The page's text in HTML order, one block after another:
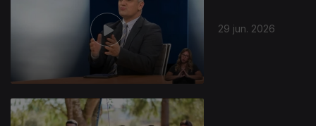
29 jun. 2026